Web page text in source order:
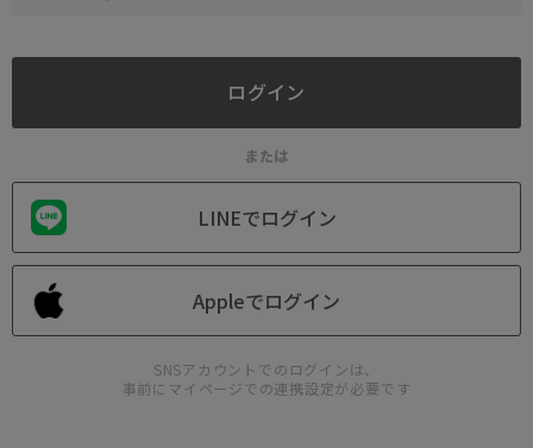
または
LINEでログイン
Appleでログイン
SNSアカウントでのログインは、
事前にマイページでの連携設定が必要です